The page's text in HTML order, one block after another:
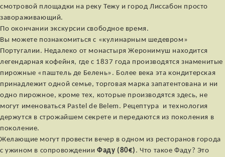
смотровой площадки на реку Тежу и город Лиссабон просто
завораживающий.
По окончании экскурсии свободное время.
Вы можете познакомиться с «кулинарным шедевром»
Португалии. Недалеко от монастыря Жеронимуш находится
легендарная кофейня, где с 1837 года производятся знаменитые
пирожные «паштель де Белень». Более века эта кондитерская
принадлежит одной семье, торговая марка запатентована и ни
одно пирожное, кроме тех, которые производятся здесь, не
могут именоваться Pastel de Belem. Рецептура и технология
держутся в строжайшем секрете и передаются из поколения в
поколение.
Желающие могут провести вечер в одном из ресторанов города
с ужином в сопровожденииФаду (80€). Что такое Фаду? Это